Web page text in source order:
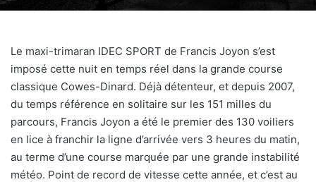
Le maxi-trimaran IDEC SPORT de Francis Joyon s’est
imposé cette nuit en temps réel dans la grande course
classique Cowes-Dinard. Déjà détenteur, et depuis 2007,
du temps référence en solitaire sur les 151 milles du
parcours, Francis Joyon a été le premier des 130 voiliers
en lice à franchir la ligne d’arrivée vers 3 heures du matin,
au terme d’une course marquée par une grande instabilité
météo. Point de record de vitesse cette année, et c’est au